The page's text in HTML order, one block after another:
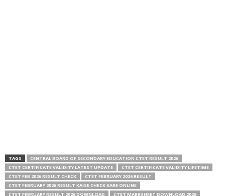
TAGS
CENTRAL BOARD OF SECONDARY EDUCATION CTET RESULT 2026
CTET CERTIFICATE VALIDITY LATEST UPDATE
CTET CERTIFICATE VALIDITY LIFETIME
CTET FEB 2026 RESULT CHECK
CTET FEBRUARY 2026 RESULT
CTET FEBRUARY 2026 RESULT KAISE CHECK KARE ONLINE
CTET FEBRUARY RESULT 2026 DOWNLOAD
CTET MARKSHEET DOWNLOAD 2026